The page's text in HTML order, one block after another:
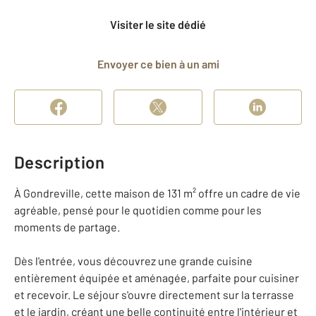
Visiter le site dédié
Envoyer ce bien à un ami
Description
À Gondreville, cette maison de 131 m² offre un cadre de vie
agréable, pensé pour le quotidien comme pour les
moments de partage.
Dès l'entrée, vous découvrez une grande cuisine
entièrement équipée et aménagée, parfaite pour cuisiner
et recevoir. Le séjour s'ouvre directement sur la terrasse
et le jardin, créant une belle continuité entre l'intérieur et